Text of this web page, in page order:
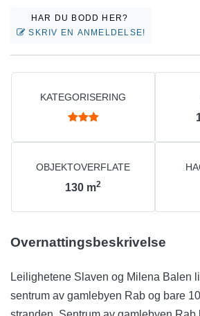
HAR DU BODD HER?
SKRIV EN ANMELDELSE!
KATEGORISERING
OBJEKTOVERFLATE
130 m2
Overnattingsbeskrivelse
Leilighetene Slaven og Milena Balen
sentrum av gamlebyen Rab og bare